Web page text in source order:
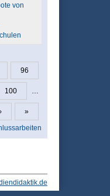
von
96
100 …
›
»